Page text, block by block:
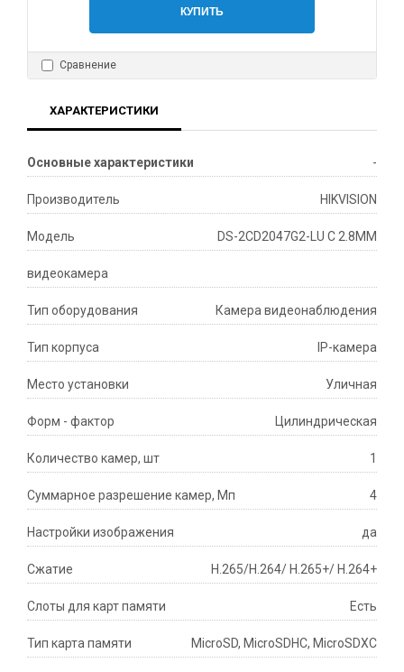
КУПИТЬ
Сравнение
ХАРАКТЕРИСТИКИ
Основные характеристики -
Производитель HIKVISION
Модель DS-2CD2047G2-LU C 2.8MM
видеокамера
Тип оборудования Камера видеонаблюдения
Тип корпуса IP-камера
Место установки Уличная
Форм - фактор Цилиндрическая
Количество камер, шт 1
Суммарное разрешение камер, Мп 4
Настройки изображения да
Сжатие H.265/H.264/ H.265+/ H.264+
Слоты для карт памяти Есть
Тип карта памяти MicroSD, MicroSDHC, MicroSDXC